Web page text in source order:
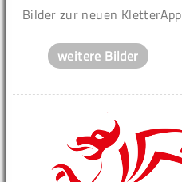
Bilder zur neuen KletterApp
weitere Bilder